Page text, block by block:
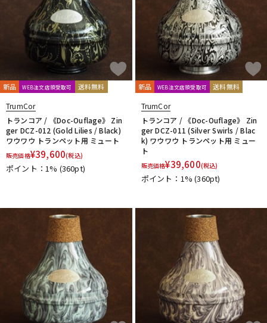
新品 WEB注文店頭受取可 送料無料
TrumCor
トランコア / 《Doc-Ouflage》 Zin
ger DCZ-012 (Gold Lilies / Black)
ワウワウ トランペット用 ミュート
販売価格¥39,600(税込)
ポイント：1% (360pt)
新品 WEB注文店頭受取可 送料無料
TrumCor
トランコア / 《Doc-Ouflage》 Zin
ger DCZ-011 (Silver Swirls / Blac
k) ワウワウ トランペット用 ミュー
ト
販売価格¥39,600(税込)
ポイント：1%(360pt)